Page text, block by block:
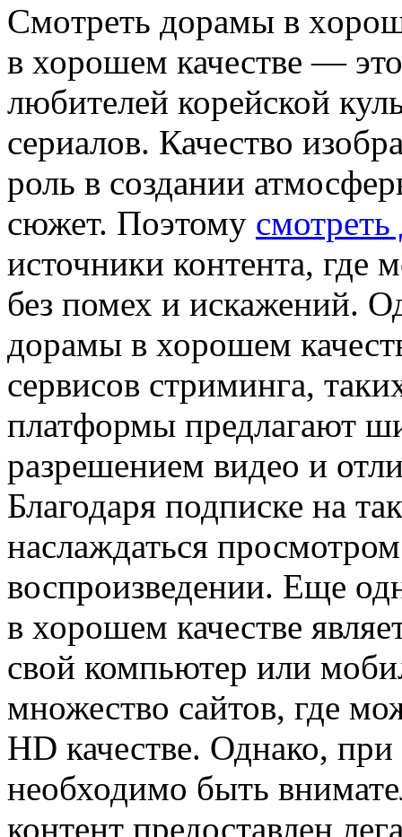
Смoтрeть дoрaмы в
в хорошем качестве —
любителей корейской
сериалов. Качество
роль в создании
сюжет. Поэтому
источники контента, где
без помех и искажений.
дорамы в хорошем
сервисов стриминга,
платформы предлагают
разрешением видео и
Благодаря подписке на
наслаждаться
воспроизведении. Еще
в хорошем качестве
свой компьютер или
множество сайтов, где
HD качестве. Однако,
необходимо быть
контент предоставлен